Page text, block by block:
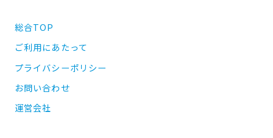
総合TOP
ご利用にあたって
プライバシーポリシー
お問い合わせ
運営会社